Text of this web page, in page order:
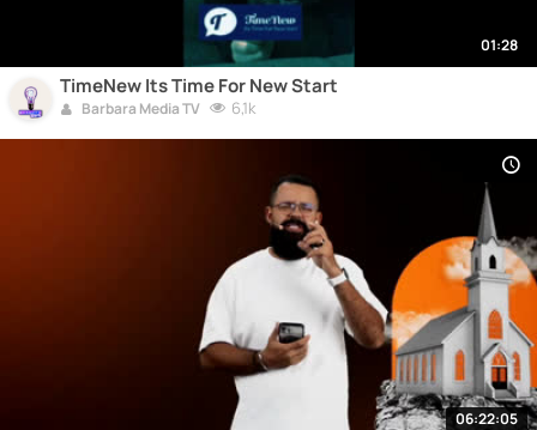
01:28
TimeNew Its Time For New Start
Barbara Media TV 6,1k
06:22:05